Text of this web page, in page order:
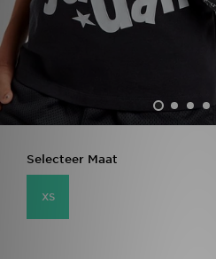
Selecteer Maat
XS
Klantenservice